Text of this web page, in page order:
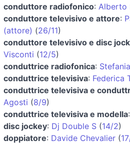
conduttore radiofonico: Alberto
conduttore televisivo e attore:
(attore) (26/11)
conduttore televisivo e disc
Visconti (12/5)
conduttrice radiofonica:
conduttrice televisiva: Federica
conduttrice televisiva e
Agosti (8/9)
conduttrice televisiva e modella:
disc jockey: Dj Double S (14/2)
doppiatore: Davide Chevalier (